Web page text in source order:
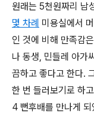
원래는 5천원짜리 남
몇 차례 미용실에서
인 것에 비해 만족감
나 동생, 민들레 아가
끔하고 좋다고 한다.
한 번 들러보기로 하
4 뻔후배를 만나게